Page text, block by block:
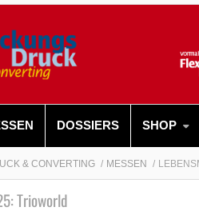
DOSSIERS SHOP
& CONVERTING MESSEN
Trioworld